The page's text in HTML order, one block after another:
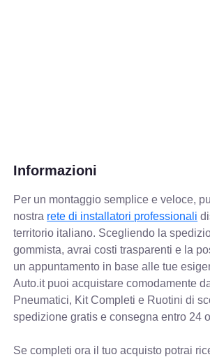
Informazioni
Per un montaggio semplice e veloce,
nostra rete di installatori professionali
territorio italiano. Scegliendo la
gommista, avrai costi trasparenti e la
un appuntamento in base alle tue
Auto.it puoi acquistare comodamente
Pneumatici, Kit Completi e Ruotini di
spedizione gratis e consegna entro 24
Se completi ora il tuo acquisto potrai